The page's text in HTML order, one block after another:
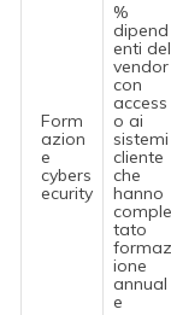
Form
azion
e
cybers
ecurity
%
dipend
enti del
vendor
con
access
o ai
sistemi
cliente
che
hanno
comple
tato
formaz
ione
annual
e